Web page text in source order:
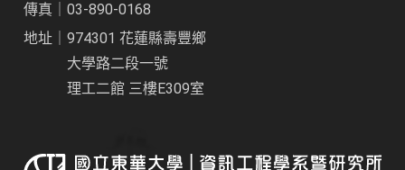
傳真｜03-890-0168
地址｜974301 花蓮縣壽豐鄉
大學路二段一號
理工二館 三樓E309室